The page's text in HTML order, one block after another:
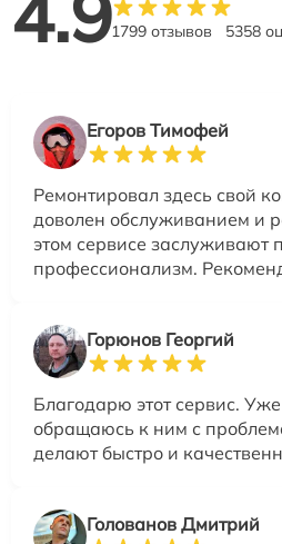
1799 отзывов 5358
Егоров Тимофей
Ремонтировал здесь свой
доволен обслуживанием и
этом сервисе заслуживают
профессионализм.
Горюнов Георгий
Благодарю этот сервис.
обращаюсь к ним с
делают быстро и
Голованов Дмитрий